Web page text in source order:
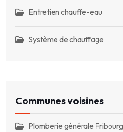
Entretien chauffe-eau
Système de chauffage
Communes voisines
Plomberie générale Fribourg